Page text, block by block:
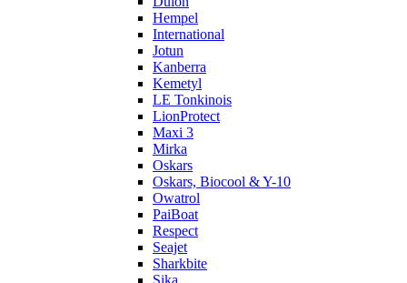
Hempel
International
Jotun
Kanberra
Kemetyl
LE Tonkinois
LionProtect
Maxi 3
Mirka
Oskars
Oskars, Biocool & Y-10
Owatrol
PaiBoat
Respect
Seajet
Sharkbite